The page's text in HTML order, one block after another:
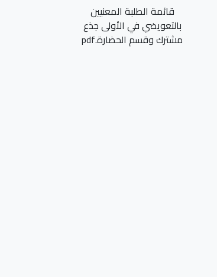
قائمة الطلبة المعنيين
بالتعويضي في الأولى جذع
مشترك وقسم الحضارة.pdf